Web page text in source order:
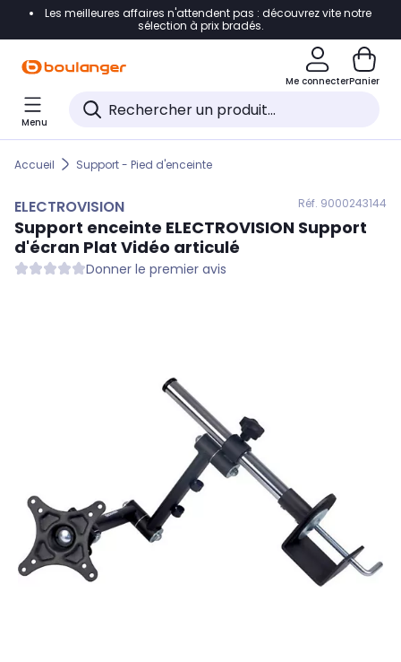
Accéder directement à la navigation
Accéder directement au pied de page
Accéder directement au chatbot
Les meilleures affaires n'attendent pas : découvrez vite notre
sélection à prix bradés.
Me connecterPanier
Menu
Accueil Support - Pied d'enceinte
ELECTROVISION Réf. 9000243144
Support enceinte ELECTROVISION Support
d'écran Plat Vidéo articulé
Donner le premier avis